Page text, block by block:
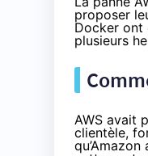
proposer
Docker ont
plusieurs
AWS avait
clientèle,